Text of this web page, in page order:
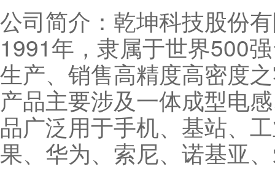
公司简介：乾坤科技股份
1991年，隶属于世界500
生产、销售高精度高密度
产品主要涉及一体成型电
品广泛用于手机、基站、
果、华为、索尼、诺基亚